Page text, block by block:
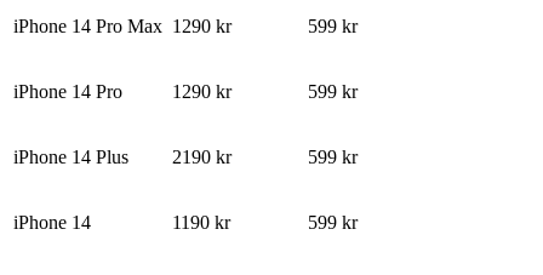
iPhone 14 Pro Max 1290 kr 599 kr
iPhone 14 Pro 1290 kr 599 kr
iPhone 14 Plus 2190 kr 599 kr
iPhone 14 1190 kr 599 kr